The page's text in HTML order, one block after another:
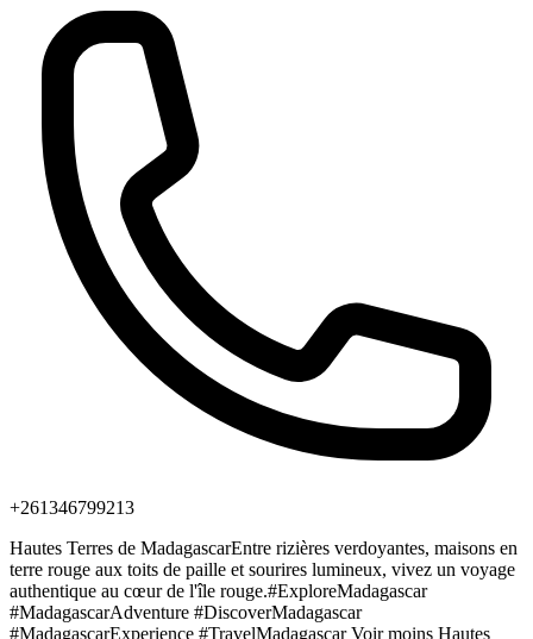
+261346799213
Hautes Terres de MadagascarEntre rizières verdoyantes, maisons en
terre rouge aux toits de paille et sourires lumineux, vivez un voyage
authentique au cœur de l'île rouge.#ExploreMadagascar
#MadagascarAdventure #DiscoverMadagascar
#MadagascarExperience #TravelMadagascar Voir moins Hautes